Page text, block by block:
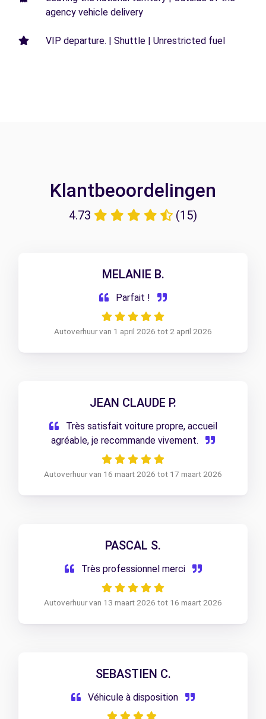
agency vehicle delivery
VIP departure. | Shuttle | Unrestricted fuel
Klantbeoordelingen
4.73 (15)
MELANIE B.
Parfait !
Autoverhuur van 1 april 2026 tot 2 april 2026
JEAN CLAUDE P.
Très satisfait voiture propre, accueil
agréable, je recommande vivement.
Autoverhuur van 16 maart 2026 tot 17 maart 2026
PASCAL S.
Très professionnel merci
Autoverhuur van 13 maart 2026 tot 16 maart 2026
SEBASTIEN C.
Véhicule à disposition